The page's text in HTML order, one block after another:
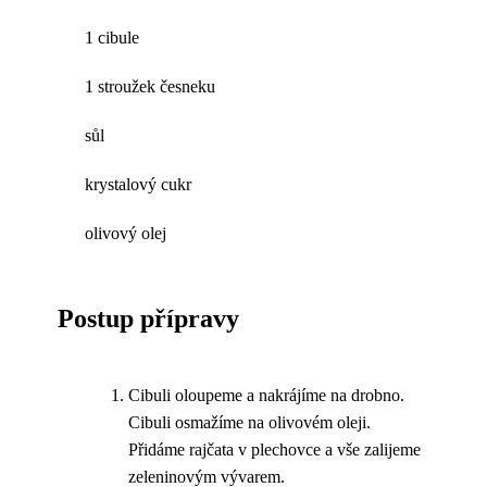
1 cibule
1 stroužek česneku
sůl
krystalový cukr
olivový olej
Postup přípravy
Cibuli oloupeme a nakrájíme na drobno.
Cibuli osmažíme na olivovém oleji.
Přidáme rajčata v plechovce a vše zalijeme
zeleninovým vývarem.